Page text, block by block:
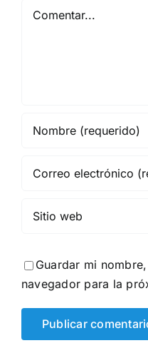
Guardar mi
navegador para la